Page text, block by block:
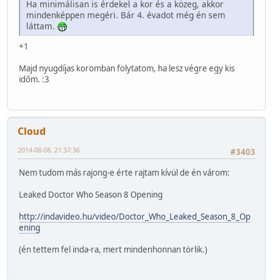
Ha minimálisan is érdekel a kor és a közeg, akkor
mindenképpen megéri. Bár 4. évadot még én sem
láttam.
+1
Majd nyugdíjas koromban folytatom, ha lesz végre egy kis
időm. :3
Cloud
#3403
2014-08-08, 21:37:36
Nem tudom más rajong-e érte rajtam kívül de én várom:
Leaked Doctor Who Season 8 Opening
http://indavideo.hu/video/Doctor_Who_Leaked_Season_8_Op
ening
(én tettem fel inda-ra, mert mindenhonnan törlik.)